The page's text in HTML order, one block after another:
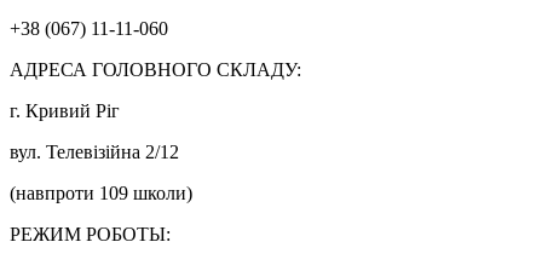
+38 (067) 11-11-060
АДРЕСА ГОЛОВНОГО СКЛАДУ:
г. Кривий Ріг
вул. Телевізійна 2/12
(навпроти 109 школи)
РЕЖИМ РОБОТЫ: